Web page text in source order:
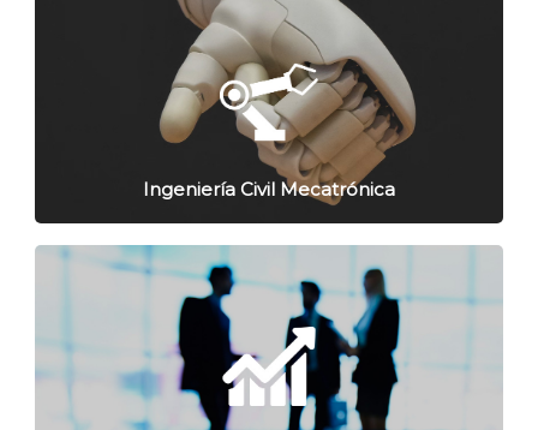
Ingeniería Civil Mecatrónica